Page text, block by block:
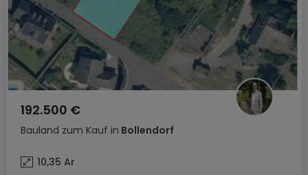
Bauland zum Kauf in Bollendorf
192.500 €
10,35 Ar